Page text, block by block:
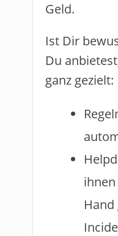
Geld.
Ist Dir
Du
ganz gezielt:
Hand